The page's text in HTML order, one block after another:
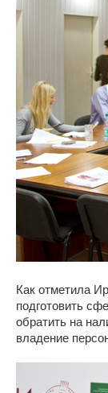
Как отметила
подготовить
обратить на
владение